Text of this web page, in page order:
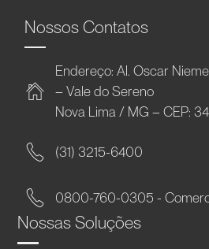
Nossos Contatos
Endereço: Al. Oscar
– Vale do Sereno
Nova Lima / MG – CEP:
(31) 3215-6400
0800-760-0305 -
Nossas Soluções